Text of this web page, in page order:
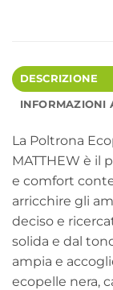
DESCRIZIONE
INFORMAZIONI
La Poltrona
MATTHEW è il
e comfort
arricchire gli
deciso e
solida e dal
ampia e
ecopelle nera,